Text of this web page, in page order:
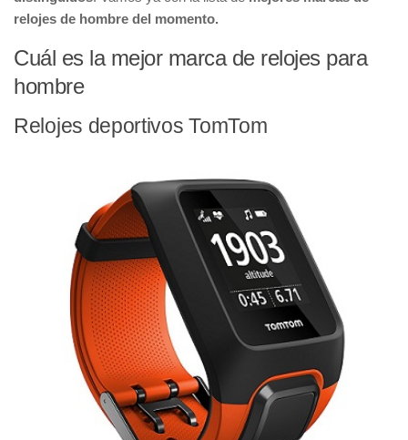
relojes de hombre del momento.
Cuál es la mejor marca de relojes para
hombre
Relojes deportivos TomTom